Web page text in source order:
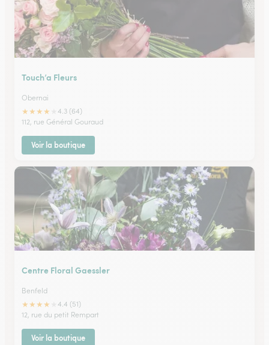
Touch’a Fleurs
Obernai
★★★★
4.3 (64)
112, rue Général Gouraud
Voir la boutique
Centre Floral Gaessler
Benfeld
★★★★
4.4 (51)
12, rue du petit Rempart
Voir la boutique